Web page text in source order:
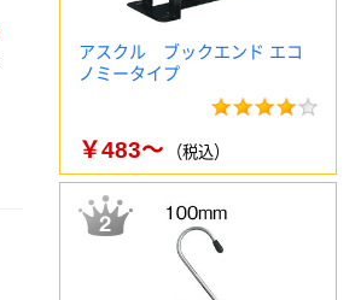
アスクル ブックエンド エコ
ノミータイプ
￥483～ （税込）